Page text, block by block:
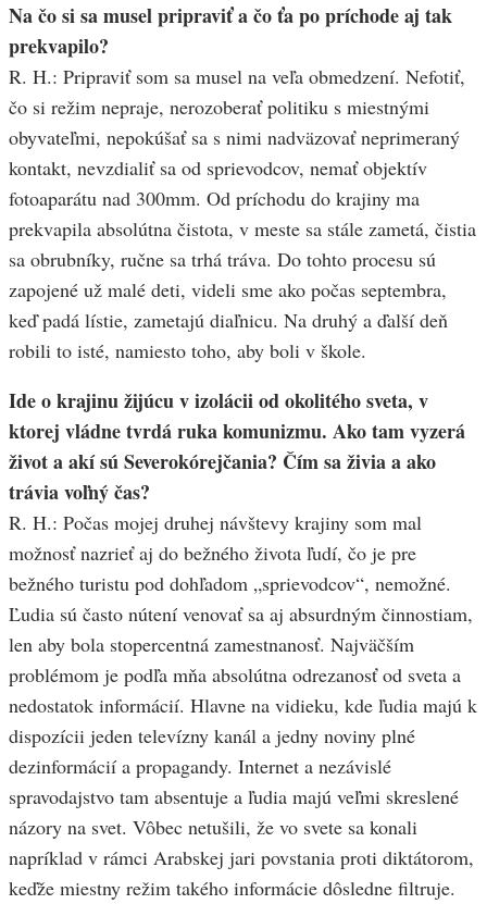
Na čo si sa musel pripraviť a čo ťa po príchode aj tak
prekvapilo?
R. H.: Pripraviť som sa musel na veľa obmedzení. Nefotiť,
čo si režim nepraje, nerozoberať politiku s miestnými
obyvateľmi, nepokúšať sa s nimi nadväzovať neprimeraný
kontakt, nevzdialiť sa od sprievodcov, nemať objektív
fotoaparátu nad 300mm. Od príchodu do krajiny ma
prekvapila absolútna čistota, v meste sa stále zametá, čistia
sa obrubníky, ručne sa trhá tráva. Do tohto procesu sú
zapojené už malé deti, videli sme ako počas septembra,
keď padá lístie, zametajú diaľnicu. Na druhý a ďalší deň
robili to isté, namiesto toho, aby boli v škole.
Ide o krajinu žijúcu v izolácii od okolitého sveta, v
ktorej vládne tvrdá ruka komunizmu. Ako tam vyzerá
život a akí sú Severokórejčania? Čím sa živia a ako
trávia voľný čas?
R. H.: Počas mojej druhej návštevy krajiny som mal
možnosť nazrieť aj do bežného života ľudí, čo je pre
bežného turistu pod dohľadom „sprievodcov“, nemožné.
Ľudia sú často nútení venovať sa aj absurdným činnostiam,
len aby bola stopercentná zamestnanosť. Najväčším
problémom je podľa mňa absolútna odrezanosť od sveta a
nedostatok informácií. Hlavne na vidieku, kde ľudia majú k
dispozícii jeden televízny kanál a jedny noviny plné
dezinformácií a propagandy. Internet a nezávislé
spravodajstvo tam absentuje a ľudia majú veľmi skreslené
názory na svet. Vôbec netušili, že vo svete sa konali
napríklad v rámci Arabskej jari povstania proti diktátorom,
keďže miestny režim takého informácie dôsledne filtruje.